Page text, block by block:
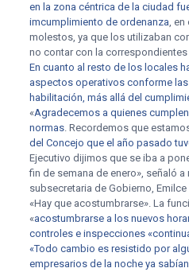
en la zona céntrica de la ciudad
imcumplimiento de ordenanza, en
molestos, ya que los utilizaban
no contar con la
En cuanto al resto de los locales
aspectos operativos conforme
habilitación, más allá del
«Agradecemos a quienes
normas. Recordemos que
del Concejo que el año pasado
Ejecutivo dijimos que se iba a
fin de semana de enero», señaló
subsecretaria de Gobierno, Emilce
«Hay que acostumbrarse». La
«acostumbrarse a los nuevos
controles e inspecciones
«Todo cambio es resistido por
empresarios de la noche ya